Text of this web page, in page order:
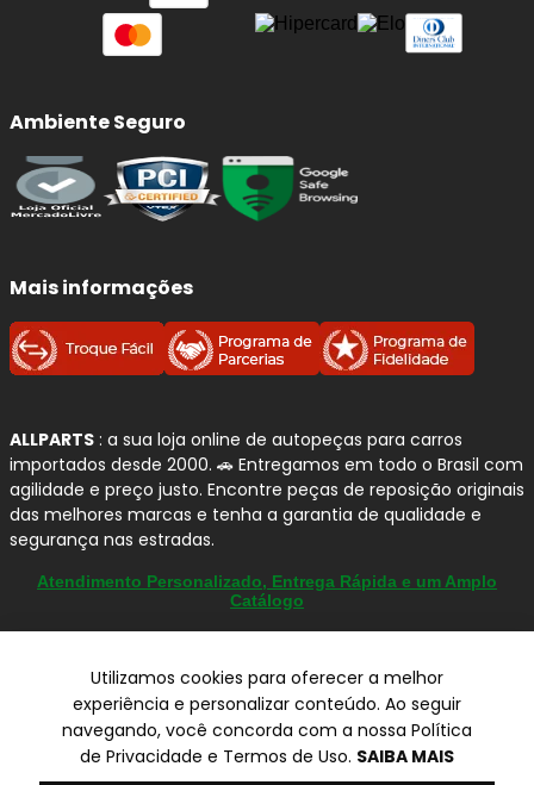
Ambiente Seguro
Mais informações
ALLPARTS : a sua loja online de autopeças para carros
importados desde 2000. 🚗 Entregamos em todo o Brasil com
agilidade e preço justo. Encontre peças de reposição originais
das melhores marcas e tenha a garantia de qualidade e
segurança nas estradas.
Atendimento Personalizado, Entrega Rápida e um Amplo
Catálogo
© Copyright 2000-2026
ALLPARTS Com. de Peças Automotivas Ltda.
CNPJ 03.724.695/0001-42 - Av. Avelino Capellato, 450 - Santa
Utilizamos cookies para oferecer a melhor
experiência e personalizar conteúdo. Ao seguir
navegando, você concorda com a nossa Política
de Privacidade e Termos de Uso. SAIBA MAIS